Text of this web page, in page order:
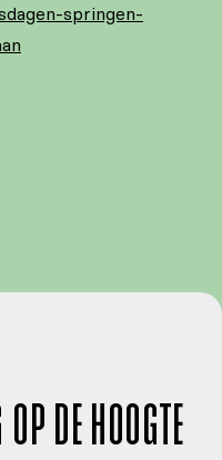
springen-
DE HOOGTE